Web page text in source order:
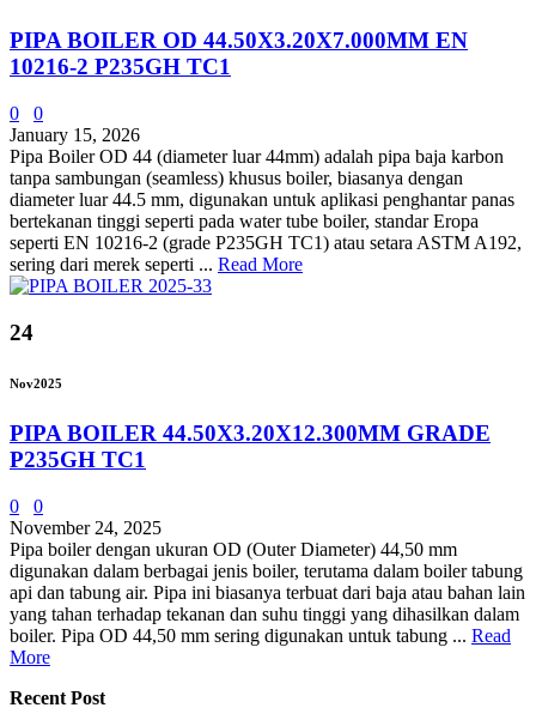
PIPA BOILER OD 44.50X3.20X7.000MM EN
10216-2 P235GH TC1
0
0
January 15, 2026
Pipa Boiler OD 44 (diameter luar 44mm) adalah pipa baja karbon
tanpa sambungan (seamless) khusus boiler, biasanya dengan
diameter luar 44.5 mm, digunakan untuk aplikasi penghantar panas
bertekanan tinggi seperti pada water tube boiler, standar Eropa
seperti EN 10216-2 (grade P235GH TC1) atau setara ASTM A192,
sering dari merek seperti ... Read More
24
Nov2025
PIPA BOILER 44.50X3.20X12.300MM GRADE
P235GH TC1
0
0
November 24, 2025
Pipa boiler dengan ukuran OD (Outer Diameter) 44,50 mm
digunakan dalam berbagai jenis boiler, terutama dalam boiler tabung
api dan tabung air. Pipa ini biasanya terbuat dari baja atau bahan lain
yang tahan terhadap tekanan dan suhu tinggi yang dihasilkan dalam
boiler. Pipa OD 44,50 mm sering digunakan untuk tabung ... Read
More
Recent Post